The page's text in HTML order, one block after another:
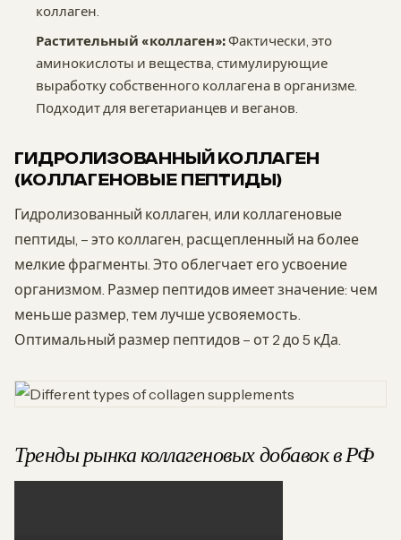
коллаген.
Растительный «коллаген»:Фактически, это
аминокислоты и вещества, стимулирующие
выработку собственного коллагена в организме.
Подходит для вегетарианцев и веганов.
ГИДРОЛИЗОВАННЫЙ КОЛЛАГЕН
(КОЛЛАГЕНОВЫЕ ПЕПТИДЫ)
Гидролизованный коллаген, или коллагеновые
пептиды, – это коллаген, расщепленный на более
мелкие фрагменты. Это облегчает его усвоение
организмом. Размер пептидов имеет значение: чем
меньше размер, тем лучше усвояемость.
Оптимальный размер пептидов – от 2 до 5 кДа.
Тренды рынка коллагеновых добавок в РФ